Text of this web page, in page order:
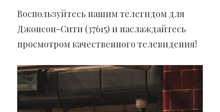
Воспользуйтесь нашим телегидом для
Джонсон-Сити (37615) и наслаждайтесь
просмотром качественного телевидения!